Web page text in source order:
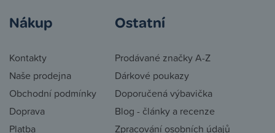
Nákup
Kontakty
Naše prodejna
Obchodní podmínky
Doprava
Platba
Ostatní
Prodávané značky A-Z
Dárkové poukazy
Doporučená výbavička
Blog - články a recenze
Zpracování osobních údajů